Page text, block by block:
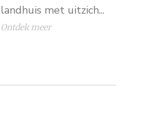
landhuis met uitzich...
Ontdek meer